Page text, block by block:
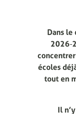
Dans le
écoles
tout en
Il